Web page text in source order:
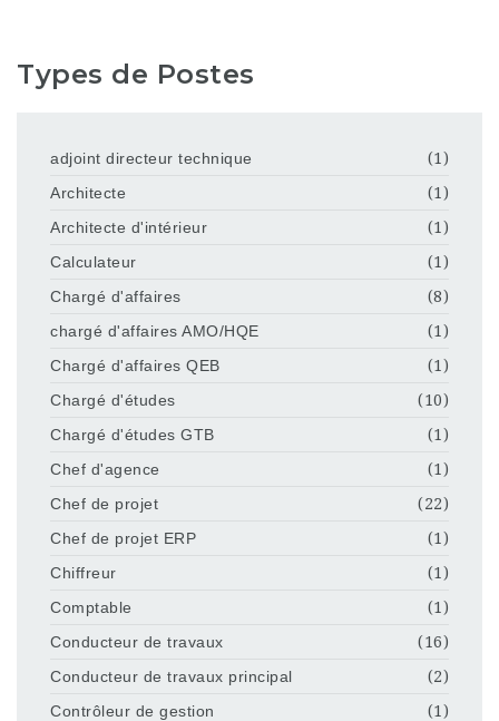
Types de Postes
adjoint directeur technique
(1)
Architecte
(1)
Architecte d'intérieur
(1)
Calculateur
(1)
Chargé d'affaires
(8)
chargé d'affaires AMO/HQE
(1)
Chargé d'affaires QEB
(1)
Chargé d'études
(10)
Chargé d'études GTB
(1)
Chef d'agence
(1)
Chef de projet
(22)
Chef de projet ERP
(1)
Chiffreur
(1)
Comptable
(1)
Conducteur de travaux
(16)
Conducteur de travaux principal
(2)
Contrôleur de gestion
(1)